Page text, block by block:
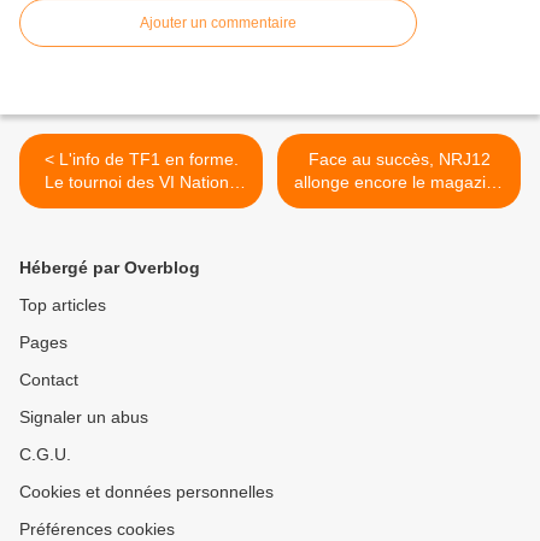
Ajouter un commentaire
< L'info de TF1 en forme.
Le tournoi des VI Nations
se hisse en tête l'après midi
Face au succès, NRJ12
allonge encore le magazine
Crimes et Faits divers : La
Hébergé par Overblog
Top articles
Pages
Contact
Signaler un abus
C.G.U.
Cookies et données personnelles
Préférences cookies